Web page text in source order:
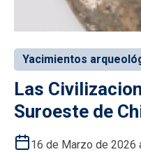
Yacimientos
Las
Suroeste de
16 de Marzo de 2026